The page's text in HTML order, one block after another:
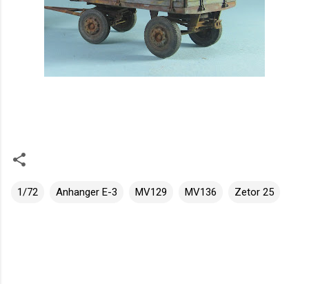
1/72 Anhanger E-3 MV129 MV136 Zetor 25